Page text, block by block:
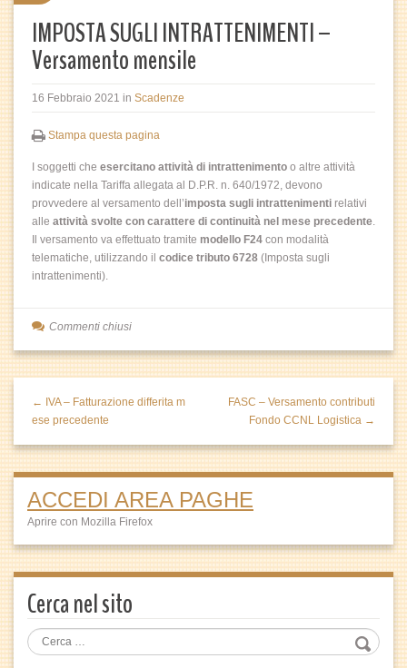
IMPOSTA SUGLI INTRATTENIMENTI –
Versamento mensile
16 Febbraio 2021 in Scadenze
Stampa questa pagina
I soggetti che esercitano attività di intrattenimento o altre attività
indicate nella Tariffa allegata al D.P.R. n. 640/1972, devono
provvedere al versamento dell’imposta sugli intrattenimenti relativi
alle attività svolte con carattere di continuità nel mese precedente.
Il versamento va effettuato tramite modello F24 con modalità
telematiche, utilizzando il codice tributo 6728 (Imposta sugli
intrattenimenti).
Commenti chiusi
← IVA – Fatturazione differita m
ese precedente
FASC – Versamento contributi
Fondo CCNL Logistica →
ACCEDI AREA PAGHE
Aprire con Mozilla Firefox
Cerca nel sito